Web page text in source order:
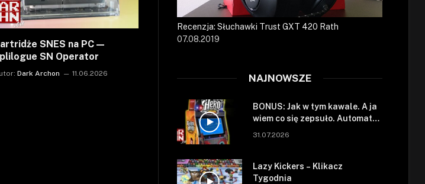
SNES na PC —
SN Operator
Dark Archon 11.06.2026
Recenzja: Słuchawki Trust GXT 420 Rath
07.08.2019
NAJNOWSZE
BONUS: Jak w tym kawale. A ja
wiem co się zepsuło. Automat
się zepsuł.
31.07.2026
Lazy Kickers – Klikacz
Tygodnia